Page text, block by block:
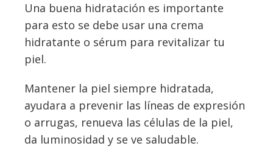
Una buena hidratación es importante
para esto se debe usar una crema
hidratante o sérum para revitalizar tu
piel.
Mantener la piel siempre hidratada,
ayudara a prevenir las líneas de expresión
o arrugas, renueva las células de la piel,
da luminosidad y se ve saludable.